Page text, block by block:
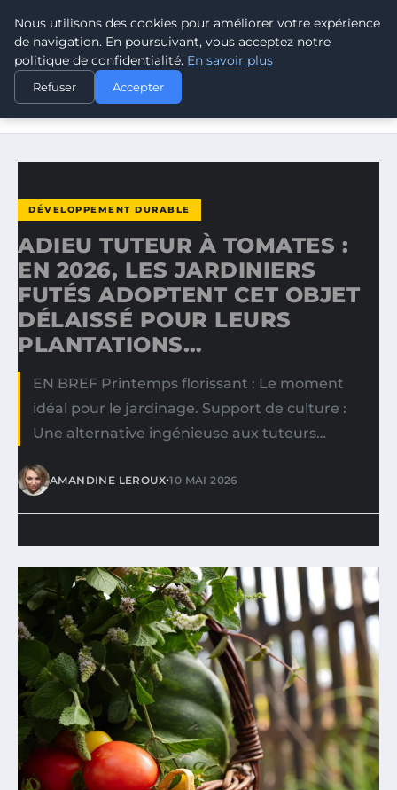
CLIMATE GUARDIAN
ACCUEIL
DÉVELOPPEMENT DURABLE
ADIEU TUTEUR À TOMATES : EN 2026, LES JARDINIERS
DÉVELOPPEMENT DURABLE
ADIEU TUTEUR À TOMATES :
EN 2026, LES JARDINIERS
FUTÉS ADOPTENT CET OBJET
DÉLAISSÉ POUR LEURS
PLANTATIONS…
EN BREF Printemps florissant : Le moment
idéal pour le jardinage. Support de culture :
Une alternative ingénieuse aux tuteurs…
AMANDINE LEROUX•10 MAI 2026
Nous utilisons des cookies pour améliorer votre expérience
de navigation. En poursuivant, vous acceptez notre
politique de confidentialité. En savoir plus
Refuser Accepter